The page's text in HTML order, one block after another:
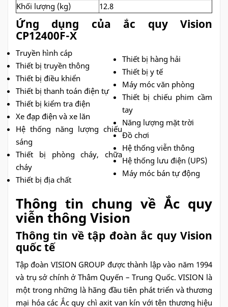
Khối lượng (kg)
12.8
Ứng dụng của ắc quy Vision
CP12400F-X
Truyền hình cáp
Thiết bị truyền thông
Thiết bị điều khiển
Thiết bị thanh toán điện tự
Thiết bị kiểm tra điện
Xe đạp điện và xe lăn
Hệ thống năng lượng chiếu
sáng
Thiết bị phòng cháy, chữa
cháy
Thiết bị địa chất
Thiết bị hàng hải
Thiết bị y tế
Máy móc văn phòng
Thiết bị chiếu phim cầm
tay
Năng lượng mặt trời
Đồ chơi
Hệ thống viễn thông
Hệ thống lưu điện (UPS)
Máy móc bán tự động
Thông tin chung về Ắc quy
viễn thông Vision
Thông tin về tập đoàn ắc quy Vision
quốc tế
Tập đoàn VISION GROUP được thành lập vào năm 1994
và trụ sở chính ở Thâm Quyến – Trung Quốc. VISION là
một trong những là hãng đầu tiên phát triển và thương
mại hóa các Ắc quy chì axit van kín với tên thương hiệu